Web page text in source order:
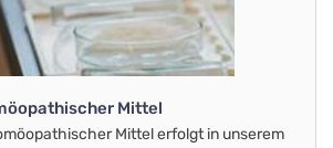
Mittel
Mittel erfolgt in unserem